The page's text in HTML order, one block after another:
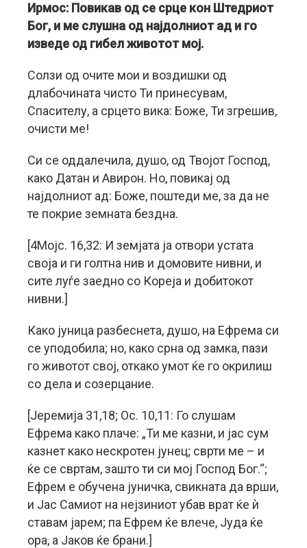
Ирмос: Повикав од се срце кон Штедриот
Бог, и ме слушна од најдолниот ад и го
изведе од гибел животот мој.
Солзи од очите мои и воздишки од
длабочината чисто Ти принесувам,
Спасителу, а срцето вика: Боже, Ти згрешив,
очисти ме!
Си се оддалечила, душо, од Твојот Господ,
како Датан и Авирон. Но, повикај од
најдолниот ад: Боже, поштеди ме, за да не
те покрие земната бездна.
[4Мојс. 16,32: И земјата ја отвори устата
своја и ги голтна нив и домовите нивни, и
сите луѓе заедно со Кореја и добитокот
нивни.]
Како јуница разбеснета, душо, на Ефрема си
се уподобила; но, како срна од замка, пази
го животот свој, откако умот ќе го окрилиш
со дела и созерцание.
[Јеремија 31,18; Ос. 10,11: Го слушам
Ефрема како плаче: „Ти ме казни, и јас сум
казнет како нескротен јунец; сврти ме – и
ќе се свртам, зашто ти си мој Господ Бог.“;
Ефрем е обучена јуничка, свикната да врши,
и Јас Самиот на нејзиниот убав врат ќе ѝ
ставам јарем; па Ефрем ќе влече, Јуда ќе
ора, а Јаков ќе брани.]